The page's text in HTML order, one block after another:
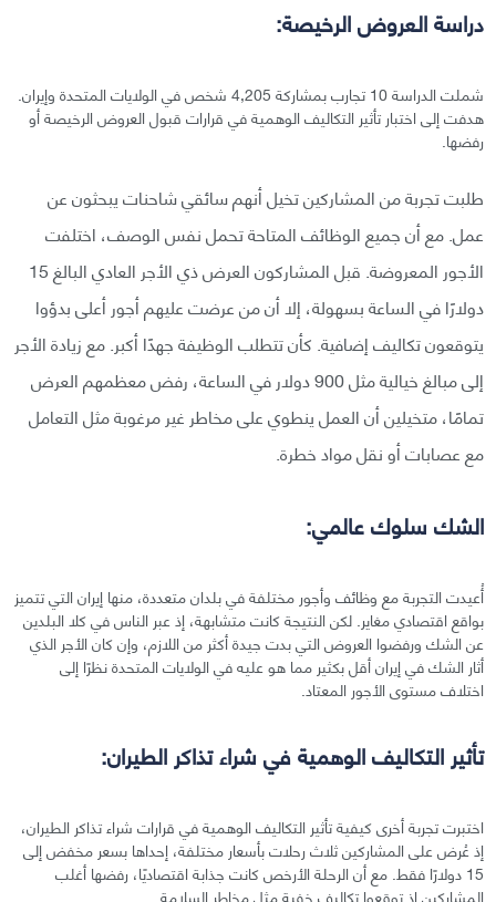
دراسة العروض الرخيصة:
شملت الدراسة 10 تجارب بمشاركة 4,205 شخص في الولايات المتحدة وإيران.
هدفت إلى اختبار تأثير التكاليف الوهمية في قرارات قبول العروض الرخيصة أو
رفضها.
طلبت تجربة من المشاركين تخيل أنهم سائقي شاحنات يبحثون عن
عمل. مع أن جميع الوظائف المتاحة تحمل نفس الوصف، اختلفت
الأجور المعروضة. قبل المشاركون العرض ذي الأجر العادي البالغ 15
دولارًا في الساعة بسهولة، إلا أن من عرضت عليهم أجور أعلى بدؤوا
يتوقعون تكاليف إضافية. كأن تتطلب الوظيفة جهدًا أكبر. مع زيادة الأجر
إلى مبالغ خيالية مثل 900 دولار في الساعة، رفض معظمهم العرض
تمامًا، متخيلين أن العمل ينطوي على مخاطر غير مرغوبة مثل التعامل
مع عصابات أو نقل مواد خطرة.
الشك سلوك عالمي:
أُعيدت التجربة مع وظائف وأجور مختلفة في بلدان متعددة، منها إيران التي تتميز
بواقع اقتصادي مغاير. لكن النتيجة كانت متشابهة، إذ عبر الناس في كلا البلدين
عن الشك ورفضوا العروض التي بدت جيدة أكثر من اللازم، وإن كان الأجر الذي
أثار الشك في إيران أقل بكثير مما هو عليه في الولايات المتحدة نظرًا إلى
اختلاف مستوى الأجور المعتاد.
تأثير التكاليف الوهمية في شراء تذاكر الطيران:
اختبرت تجربة أخرى كيفية تأثير التكاليف الوهمية في قرارات شراء تذاكر الطيران،
إذ عُرض على المشاركين ثلاث رحلات بأسعار مختلفة، إحداها بسعر مخفض إلى
15 دولارًا فقط. مع أن الرحلة الأرخص كانت جذابة اقتصاديًا، رفضها أغلب
المشاركين إذ توقعوا تكاليف خفية مثل مخاطر السلامة.